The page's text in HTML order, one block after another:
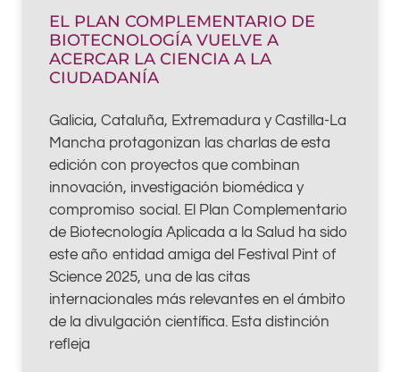
EL PLAN COMPLEMENTARIO DE
BIOTECNOLOGÍA VUELVE A
ACERCAR LA CIENCIA A LA
CIUDADANÍA
Galicia, Cataluña, Extremadura y Castilla-La
Mancha protagonizan las charlas de esta
edición con proyectos que combinan
innovación, investigación biomédica y
compromiso social. El Plan Complementario
de Biotecnología Aplicada a la Salud ha sido
este año entidad amiga del Festival Pint of
Science 2025, una de las citas
internacionales más relevantes en el ámbito
de la divulgación científica. Esta distinción
refleja